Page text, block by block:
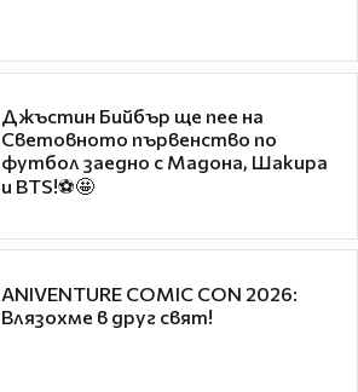
Джъстин Бийбър ще пее на
Световното първенство по
футбол заедно с Мадона, Шакира
и BTS!⚽🤩
ANIVENTURE COMIC CON 2026:
Влязохме в друг свят!